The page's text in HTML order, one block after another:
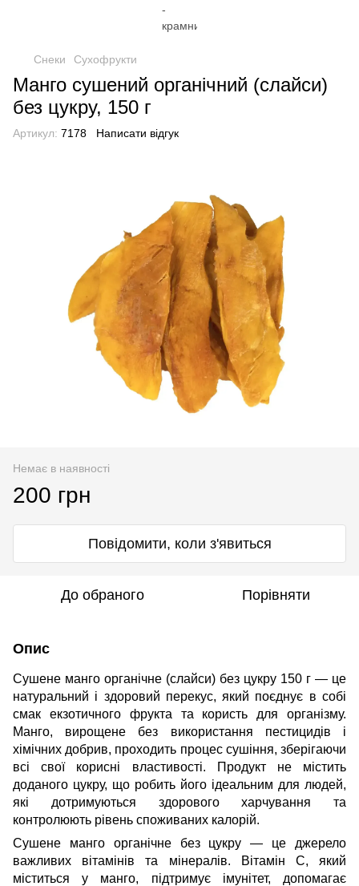
Снеки Сухофрукти
Манго сушений органічний (слайси)
без цукру, 150 г
Артикул: 7178 Написати відгук
Немає в наявності
200 грн
Повідомити, коли з'явиться
До обраного Порівняти
Опис
Сушене манго органічне (слайси) без цукру 150 г — це
натуральний і здоровий перекус, який поєднує в собі
смак екзотичного фрукта та користь для організму.
Манго, вирощене без використання пестицидів і
хімічних добрив, проходить процес сушіння, зберігаючи
всі свої корисні властивості. Продукт не містить
доданого цукру, що робить його ідеальним для людей,
які дотримуються здорового харчування та
контролюють рівень споживаних калорій.
Сушене манго органічне без цукру — це джерело
важливих вітамінів та мінералів. Вітамін C, який
міститься у манго, підтримує імунітет, допомагає